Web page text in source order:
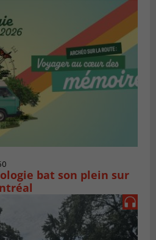
bat son plein sur